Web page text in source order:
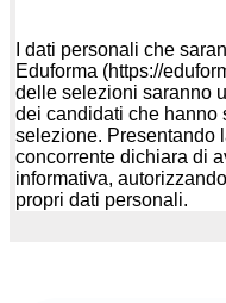
I dati personali che
Eduforma (https://
delle selezioni saranno
dei candidati che hanno
selezione. Presentando
concorrente dichiara di
informativa,
propri dati personali.